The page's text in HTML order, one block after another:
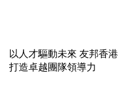
以人才驅動未來 友邦香港
打造卓越團隊領導力